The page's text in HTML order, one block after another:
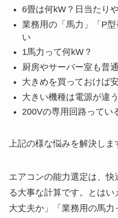
6畳は何kW？日当たり
業務用の「馬力」「P
い
1馬力って何kW？
厨房やサーバー室も普
大きめを買っておけば
大きい機種は電源が違
200Vの専用回路ってい
上記の様な悩みを解決しま
エアコンの能力選定は、
る大事な計算です。とは
大丈夫か」「業務用の馬